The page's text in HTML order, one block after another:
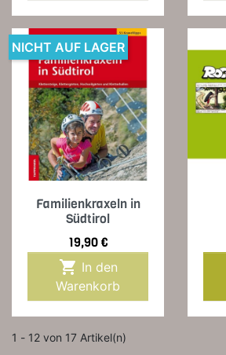
Familienkraxeln in
Südtirol
Preis
19,90 €

Warenkorb
NICHT AUF LAGER
1 - 12 von 17 Artikel(n)